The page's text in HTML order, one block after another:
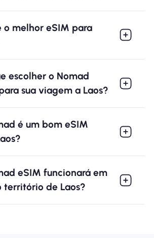
o melhor eSIM para
escolher o Nomad
sua viagem a Laos?
é um bom eSIM
eSIM funcionará em
território de Laos?